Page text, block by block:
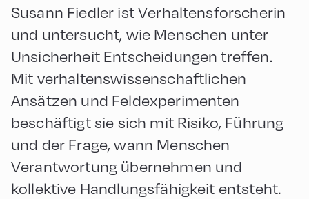
Susann Fiedler ist Verhaltensforscherin
und untersucht, wie Menschen unter
Unsicherheit Entscheidungen treffen.
Mit verhaltenswissenschaftlichen
Ansätzen und Feldexperimenten
beschäftigt sie sich mit Risiko, Führung
und der Frage, wann Menschen
Verantwortung übernehmen und
kollektive Handlungsfähigkeit entsteht.